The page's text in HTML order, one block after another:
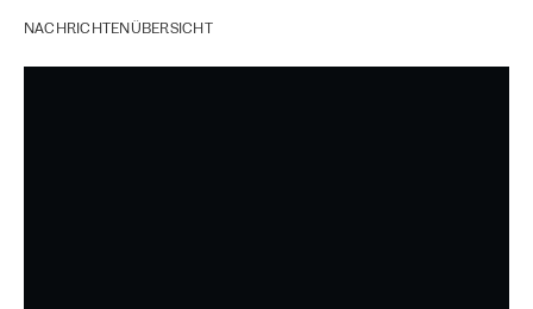
NACHRICHTENÜBERSICHT